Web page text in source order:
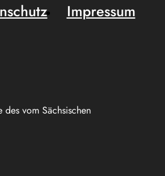
vom Sächsischen
Impressum